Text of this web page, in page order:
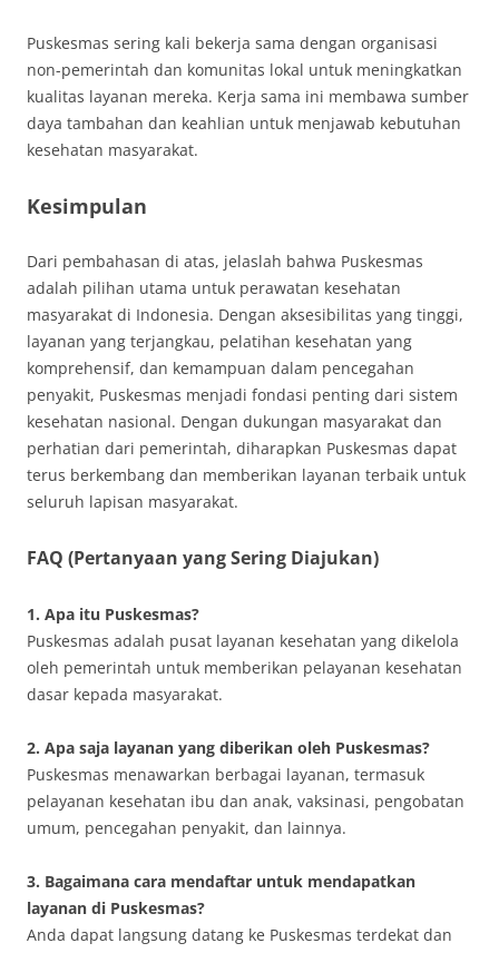
Puskesmas sering kali bekerja sama dengan organisasi
non-pemerintah dan komunitas lokal untuk meningkatkan
kualitas layanan mereka. Kerja sama ini membawa sumber
daya tambahan dan keahlian untuk menjawab kebutuhan
kesehatan masyarakat.
Kesimpulan
Dari pembahasan di atas, jelaslah bahwa Puskesmas
adalah pilihan utama untuk perawatan kesehatan
masyarakat di Indonesia. Dengan aksesibilitas yang tinggi,
layanan yang terjangkau, pelatihan kesehatan yang
komprehensif, dan kemampuan dalam pencegahan
penyakit, Puskesmas menjadi fondasi penting dari sistem
kesehatan nasional. Dengan dukungan masyarakat dan
perhatian dari pemerintah, diharapkan Puskesmas dapat
terus berkembang dan memberikan layanan terbaik untuk
seluruh lapisan masyarakat.
FAQ (Pertanyaan yang Sering Diajukan)
1. Apa itu Puskesmas?
Puskesmas adalah pusat layanan kesehatan yang dikelola
oleh pemerintah untuk memberikan pelayanan kesehatan
dasar kepada masyarakat.
2. Apa saja layanan yang diberikan oleh Puskesmas?
Puskesmas menawarkan berbagai layanan, termasuk
pelayanan kesehatan ibu dan anak, vaksinasi, pengobatan
umum, pencegahan penyakit, dan lainnya.
3. Bagaimana cara mendaftar untuk mendapatkan
layanan di Puskesmas?
Anda dapat langsung datang ke Puskesmas terdekat dan